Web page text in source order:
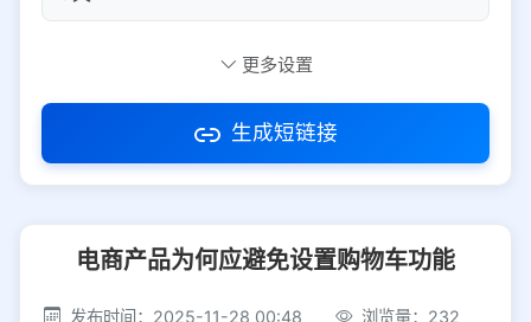
访问密码
更多设置
生成短链接
电商产品为何应避免设置购物车功能
发布时间：2025-11-28 00:48
浏览量：232